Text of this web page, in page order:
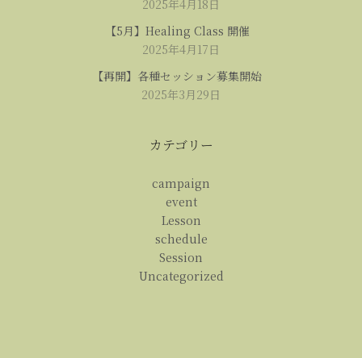
2025年4月18日
【5月】Healing Class 開催
2025年4月17日
【再開】各種セッション募集開始
2025年3月29日
カテゴリー
campaign
event
Lesson
schedule
Session
Uncategorized